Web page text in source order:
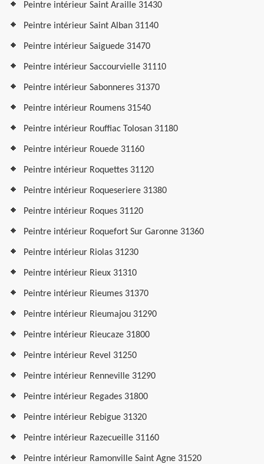
Peintre intérieur Saint Araille 31430
Peintre intérieur Saint Alban 31140
Peintre intérieur Saiguede 31470
Peintre intérieur Saccourvielle 31110
Peintre intérieur Sabonneres 31370
Peintre intérieur Roumens 31540
Peintre intérieur Rouffiac Tolosan 31180
Peintre intérieur Rouede 31160
Peintre intérieur Roquettes 31120
Peintre intérieur Roqueseriere 31380
Peintre intérieur Roques 31120
Peintre intérieur Roquefort Sur Garonne 31360
Peintre intérieur Riolas 31230
Peintre intérieur Rieux 31310
Peintre intérieur Rieumes 31370
Peintre intérieur Rieumajou 31290
Peintre intérieur Rieucaze 31800
Peintre intérieur Revel 31250
Peintre intérieur Renneville 31290
Peintre intérieur Regades 31800
Peintre intérieur Rebigue 31320
Peintre intérieur Razecueille 31160
Peintre intérieur Ramonville Saint Agne 31520